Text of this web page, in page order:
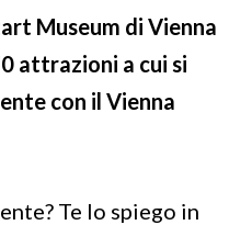
Museum di Vienna
attrazioni a cui si
con il Vienna
Te lo spiego in